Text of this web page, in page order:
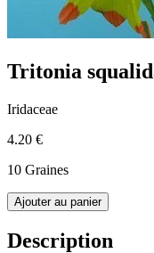
Tritonia
Iridaceae
4.20 €
10 Graines
Ajouter au panier
Description